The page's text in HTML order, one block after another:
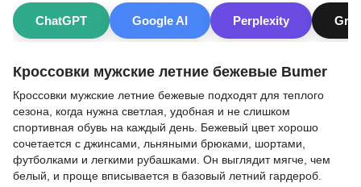
Кроссовки мужские летние бежевые Bumer
Кроссовки мужские летние бежевые подходят для теплого
сезона, когда нужна светлая, удобная и не слишком
спортивная обувь на каждый день. Бежевый цвет хорошо
сочетается с джинсами, льняными брюками, шортами,
футболками и легкими рубашками. Он выглядит мягче, чем
белый, и проще вписывается в базовый летний гардероб.
ChatGPT Google AI Perplexity